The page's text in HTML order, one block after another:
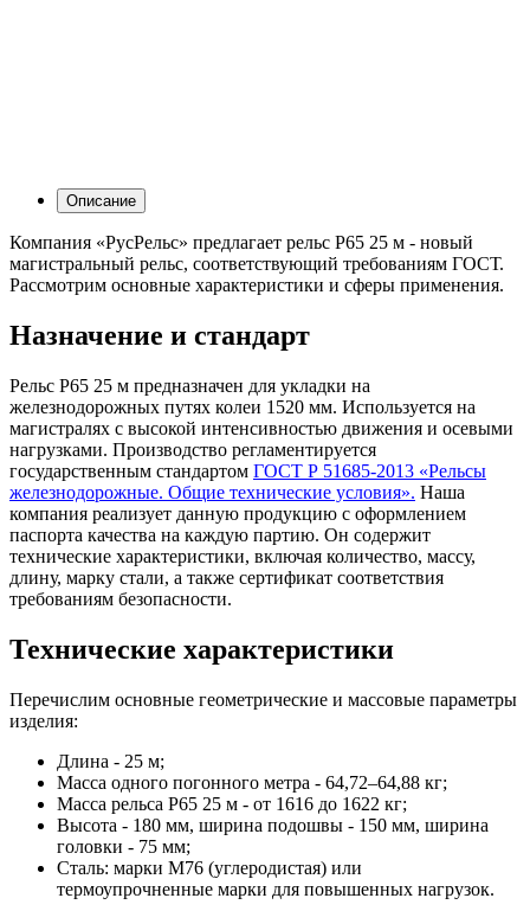
Описание
Компания «РусРельс» предлагает рельс Р65 25 м - новый
магистральный рельс, соответствующий требованиям ГОСТ.
Рассмотрим основные характеристики и сферы применения.
Назначение и стандарт
Рельс Р65 25 м предназначен для укладки на
железнодорожных путях колеи 1520 мм. Используется на
магистралях с высокой интенсивностью движения и осевыми
нагрузками. Производство регламентируется
государственным стандартом ГОСТ Р 51685-2013 «Рельсы
железнодорожные. Общие технические условия». Наша
компания реализует данную продукцию с оформлением
паспорта качества на каждую партию. Он содержит
технические характеристики, включая количество, массу,
длину, марку стали, а также сертификат соответствия
требованиям безопасности.
Технические характеристики
Перечислим основные геометрические и массовые параметры
изделия:
Длина - 25 м;
Масса одного погонного метра - 64,72–64,88 кг;
Масса рельса Р65 25 м - от 1616 до 1622 кг;
Высота - 180 мм, ширина подошвы - 150 мм, ширина
головки - 75 мм;
Сталь: марки М76 (углеродистая) или
термоупрочненные марки для повышенных нагрузок.